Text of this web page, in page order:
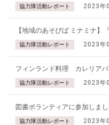
協力隊活動レポート 2023年
【地域のあそびば ミナミナ】
協力隊活動レポート 2023年
フィンランド料理 カレリアパ
協力隊活動レポート 2023年
図書ボランティアに参加しま
協力隊活動レポート 2023年